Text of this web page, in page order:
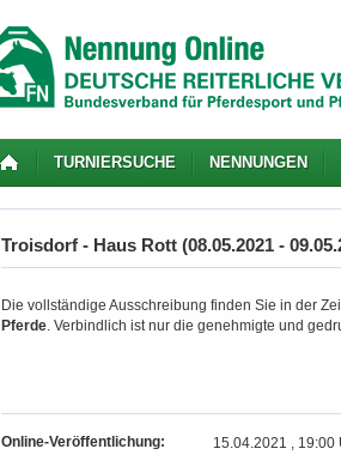
TURNIERSUCHE NENNUNGEN
Troisdorf - Haus Rott (08.05.2021 -
Die vollständige Ausschreibung finden Sie in der
Pferde. Verbindlich ist nur die genehmigte und
Online-Veröffentlichung: 15.04.2021 , 19:00